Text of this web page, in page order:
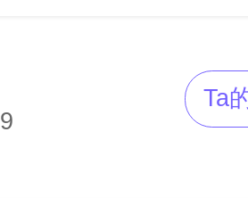
Ta